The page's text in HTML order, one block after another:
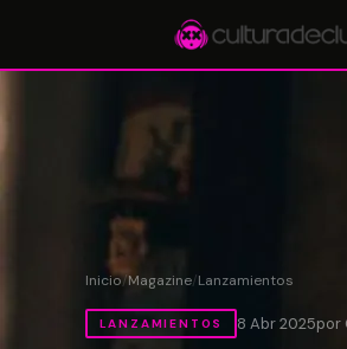
Accesos rápidos:
Inicio/Magazine/Lanzamientos
LANZAMIENTOS 8 Abr 2025por